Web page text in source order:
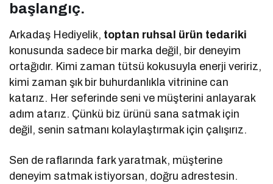
başlangıç.
Arkadaş Hediyelik, toptan ruhsal ürün tedariki
konusunda sadece bir marka değil, bir deneyim
ortağıdır. Kimi zaman tütsü kokusuyla enerji veririz,
kimi zaman şık bir buhurdanlıkla vitrinine can
katarız. Her seferinde seni ve müşterini anlayarak
adım atarız. Çünkü biz ürünü sana satmak için
değil, senin satmanı kolaylaştırmak için çalışırız.
Sen de raflarında fark yaratmak, müşterine
deneyim satmak istiyorsan, doğru adrestesin.